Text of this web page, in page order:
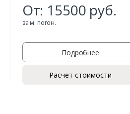
От: 15500 руб.
за м. погон.
Подробнее
Расчет стоимости